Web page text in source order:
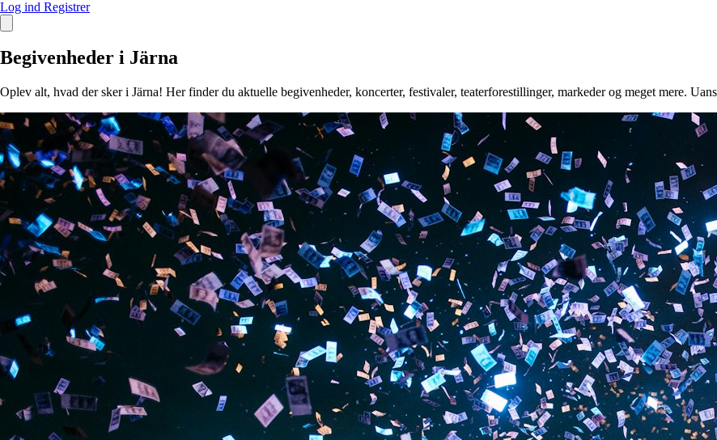
Log ind Registrer
Begivenheder i Järna
Oplev alt, hvad der sker i Järna! Her finder du aktuelle begivenheder, koncerter, festivaler, teaterforestillinger, markeder og meget mere.